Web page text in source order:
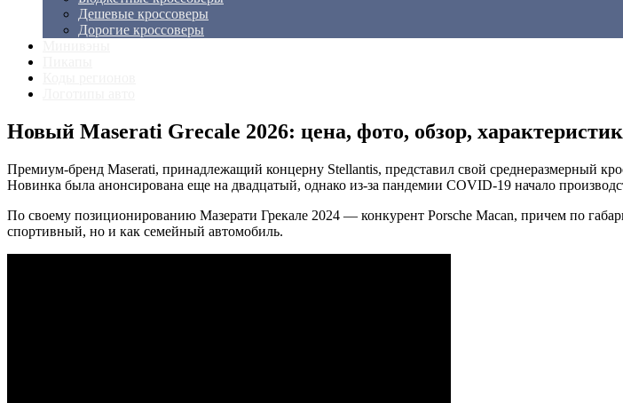
Дешевые кроссоверы
Дорогие кроссоверы
Новый Maserati Grecale 2026: цена, фото, обзор,
Премиум-бренд Maserati, принадлежащий концерну Stellantis, представил свой среднеразмерный
Новинка была анонсирована еще на двадцатый, однако из-за пандемии COVID-19 начало
По своему позиционированию Мазерати Грекале 2024 — конкурент Porsche Macan, причем по
спортивный, но и как семейный автомобиль.